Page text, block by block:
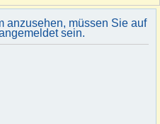
anzusehen, müssen Sie auf
sein.